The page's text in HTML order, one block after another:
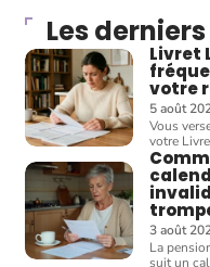
Les
Livret
votre
5 août
Vous
votre
3 août
La
suit un